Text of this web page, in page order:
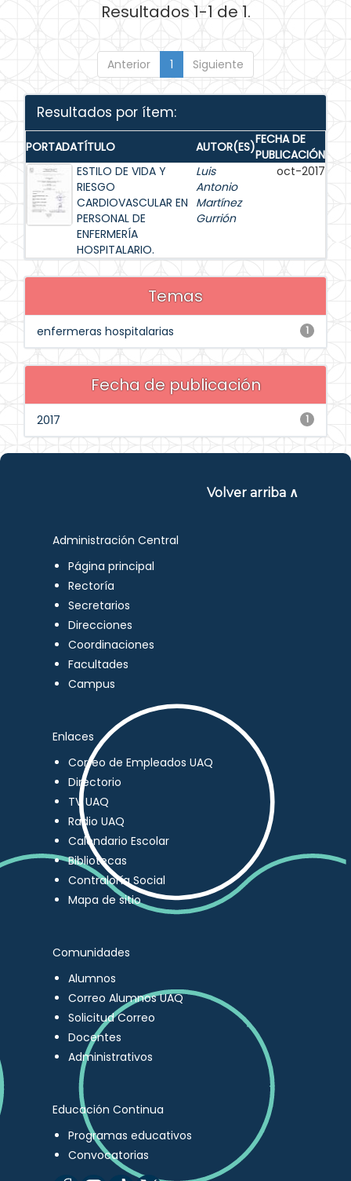
Resultados 1-1 de 1.
Anterior 1 Siguiente
Resultados por ítem:
PORTADATÍTULO AUTOR(ES)FECHA DE
PUBLICACIÓN
ESTILO DE VIDA Y
RIESGO
CARDIOVASCULAR EN
PERSONAL DE
ENFERMERÍA
HOSPITALARIO.
Luis
Antonio
Martínez
Gurrión
oct-2017
Temas
1
enfermeras hospitalarias
Fecha de publicación
1
2017
Volver arriba ∧
Administración Central
Página principal
Rectoría
Secretarios
Direcciones
Coordinaciones
Facultades
Campus
Enlaces
Correo de Empleados UAQ
Directorio
TV UAQ
Radio UAQ
Calendario Escolar
Bibliotecas
Contraloría Social
Mapa de sitio
Comunidades
Alumnos
Correo Alumnos UAQ
Solicitud Correo
Docentes
Administrativos
Educación Continua
Programas educativos
Convocatorias